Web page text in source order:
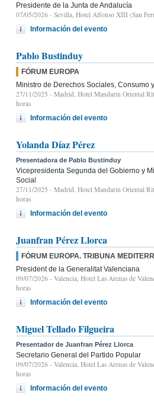
Presidente de la Junta de Andalucía
07/05/2026 - Sevilla, Hotel Alfonso XIII (San
Información del evento
Pablo Bustinduy
FÓRUM EUROPA
Ministro de Derechos Sociales, Consumo
27/11/2025 - Madrid, Hotel Mandarin Oriental
horas
Información del evento
Yolanda Díaz Pérez
Presentadora de Pablo Bustinduy
Vicepresidenta Segunda del Gobierno y
Social
27/11/2025 - Madrid, Hotel Mandarin Oriental
horas
Información del evento
Juanfran Pérez Llorca
FÓRUM EUROPA. TRIBUNA
President de la Generalitat Valenciana
09/07/2026 - Valencia, Hotel Las Arenas de
horas
Información del evento
Miguel Tellado Filgueira
Presentador de Juanfran Pérez Llorca
Secretario General del Partido Popular
09/07/2026 - Valencia, Hotel Las Arenas de
horas
Información del evento